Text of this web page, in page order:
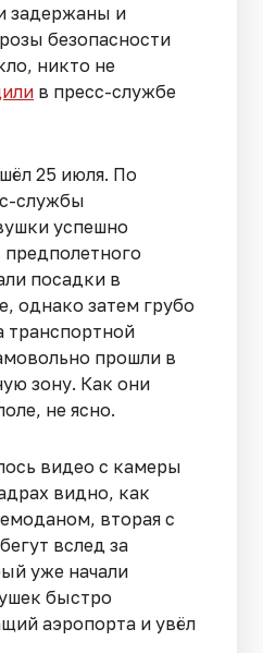
задержаны и
безопасности
никто не
в пресс-службе
25 июля. По
службы
успешно
посадки в
однако затем грубо
транспортной
прошли в
зону. Как они
не ясно.
видео с камеры
видно, как
вторая с
вслед за
уже начали
быстро
аэропорта и увёл